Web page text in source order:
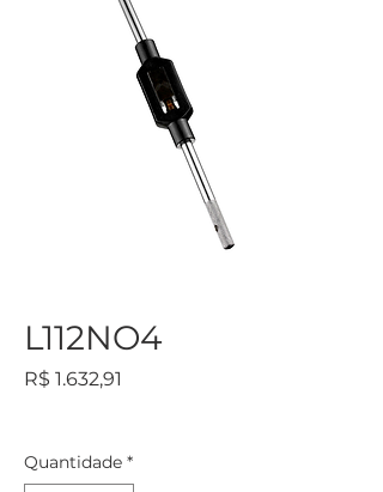
L112NO4
R$ 1.632,91
Quantidade *